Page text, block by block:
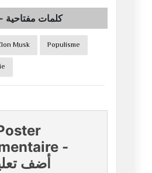
كلمات مفتاحية
Musk
Populisme
-
أضف